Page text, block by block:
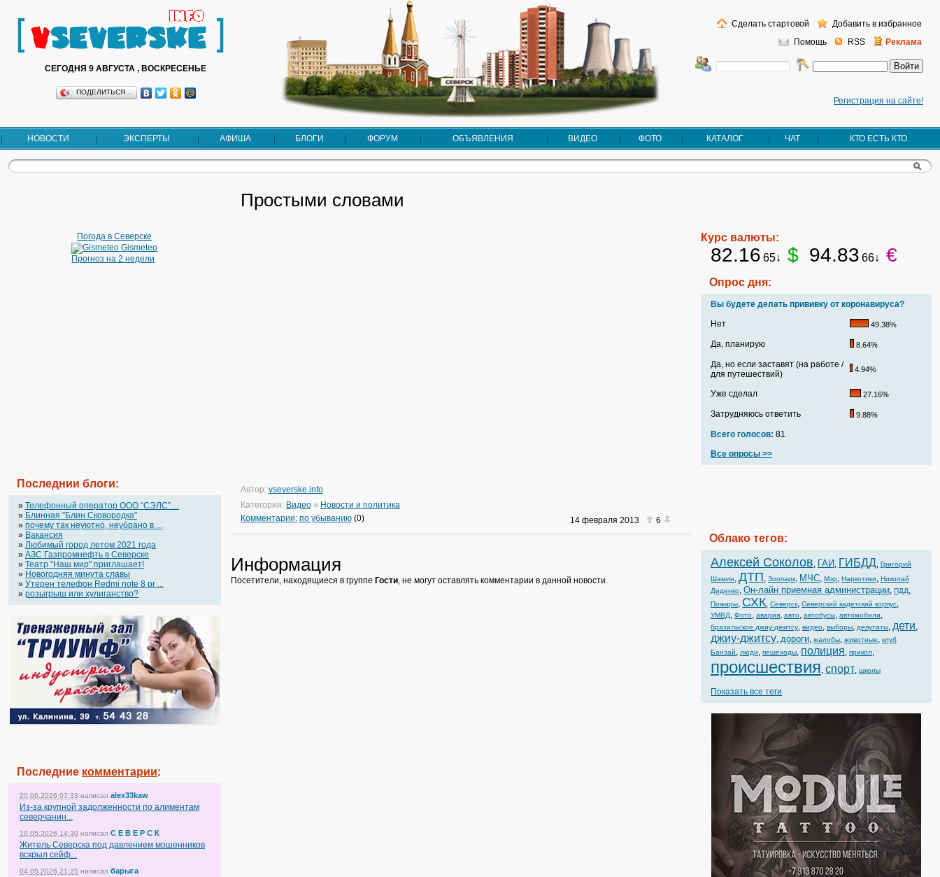
СЕГОДНЯ 9 АВГУСТА , ВОСКРЕСЕНЬЕ
ПОДЕЛИТЬСЯ…
Регистрация на сайте!
Помощь RSS Реклама
Сделать стартовой Добавить в избранное
НОВОСТИ ЭКСПЕРТЫ АФИША БЛОГИ ФОРУМ ОБЪЯВЛЕНИЯ ВИДЕО ФОТО КАТАЛОГ ЧАТ КТО ЕСТЬ КТО
Погода в Северске
Gismeteo
Прогноз на 2 недели
Последнии блоги:
» Телефонный оператор OOO “СЭЛС” ...
» Блинная "Блин.Сковородка"
» почему так неуютно, неубрано в ...
» Вакансия
» Любимый город летом 2021 года
» АЗС Газпромнефть в Северске
» Театр "Наш мир" приглашает!
» Новогодняя минута славы
» Утерен телефон Redmi note 8 pr ...
» розыгрыш или хулиганство?
Последние комментарии:
20.06.2026 07:33 написал alex33kaw
Из-за крупной задолженности по алиментам
северчанин...
19.05.2026 14:30 написал С Е В Е Р С К
Житель Северска под давлением мошенников
вскрыл сейф...
04.05.2026 21:25 написал барыга
Простыми словами
Автор: vseverske.info
Категория: Видео» Новости и политика
Комментарии: по убыванию(0) 14 февраля 2013 6
Информация
Посетители, находящиеся в группе Гости, не могут оставлять комментарии в данной новости.
Курс валюты:
82.16 65↓ $ 94.83 66↓ €
Опрос дня:
Вы будете делать прививку от коронавируса?
Нет
49.38%
Да, планирую 8.64%
Да, но если заставят (на работе /
для путешествий)
4.94%
Уже сделал 27.16%
Затрудняюсь ответить 9.88%
Всего голосов: 81
Все опросы >>
Облако тегов:
Алексей Соколов, ГАИ, ГИБДД, Григорий
Шамин, ДТП, Зоопарк, МЧС, Мэр, Наркотики, Николай
Диденко, Он-лайн приемная администрации, ПДД,
Пожары, СХК, Северск, Северский кадетский корпус,
УМВД, Фото, авария, авто, автобусы, автомобили,
бразильское джиу-джитсу, видео, выборы, депутаты, дети,
джиу-джитсу, дороги, жалобы, животные, клуб
Банзай, люди, пешеходы, полиция, прикол,
происшествия, спорт, школы
Показать все теги